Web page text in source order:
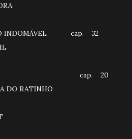
AGORA
INDOMÁVEL cap. 32
BRASIL
cap. 20
DO RATINHO
SBT